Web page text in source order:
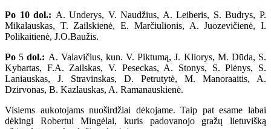
Po 10 dol.: A. Underys, V. Naudžius, A. Leiberis, S. Budrys, P.
Mikalauskas, T. Zailskienė, E. Marčiulionis, A. Juozevičienė, I.
Polikaitienė, J.O.Baužis.
Po 5dol.: A. Valavičius, kun. V. Piktumą, J. Kliorys, M. Dūda, S.
Kybartas, F.A. Zailskas, V. Peseckas, A. Stonys, S. Plėnys, S.
Laniauskas, J. Stravinskas, D. Petrutytė, M. Manoraaitis, A.
Dzirvonas, B. Kazlauskas, A. Ramanauskienė.
Visiems aukotojams nuoširdžiai dėkojame. Taip pat esame labai
dėkingi Robertui Mingėlai, kuris padovanojo gražų lietuvišką